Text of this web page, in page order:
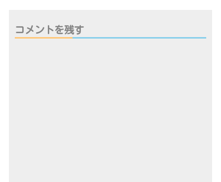
コメントを残す